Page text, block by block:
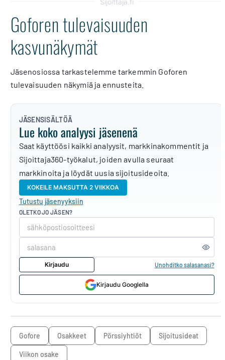
Goforen tulevaisuuden
kasvunäkymät
Jäsenosiossa tarkastelemme tarkemmin Goforen
tulevaisuuden näkymiä ja ennusteita.
JÄSENSISÄLTÖÄ
Lue koko analyysi jäsenenä
Saat käyttöösi kaikki analyysit, markkinakommentit ja
Sijoittaja360-työkalut, joiden avulla seuraat
markkinoita ja löydät uusia sijoitusideoita.
KOKEILE MAKSUTTA 2 VIIKKOA
Tutustu jäsenyyksiin
OLETKO JO JÄSEN?
Kirjaudu Unohditko salasanasi?
Kirjaudu Googlella
Gofore osakkeet pörssiyhtiöt sijoitusideat
Viikon osake